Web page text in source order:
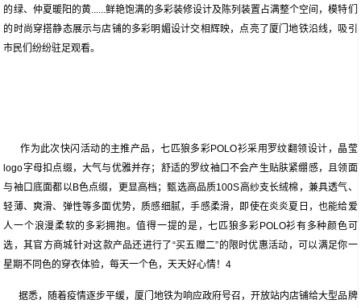
的绿、仲夏暖阳的黄......鲜艳饱满的多彩装修设计及陈列装置占满整个空间，模特们
的时尚穿搭静态展示与店铺的多彩明媚设计交相辉映，点亮了厦门地铁沿线，吸引
市民们纷纷驻足观看。
作为此次快闪活动的主推产品，七匹狼多彩POLO衫采用罗纹翻领设计，晶莹
logo字母扣点缀，大气与优雅并存；舒适的罗纹袖口不会产生贴肤紧绷感，且领面
与袖口底面都以B色点缀，更显高档；甄选高品质100S高纱支长绒棉，兼具透气、
轻薄、爽滑、弹性等多面优势，质感细腻，手感柔滑，即使在炎炎夏日，也能给爱
人一个浪漫柔软的多彩拥抱。值得一提的是，七匹狼多彩POLO衫有多种颜色可
选，其官方商城针对这款产品还进行了“买五赠二”的限时优惠活动，可以满足你一
星期不同色的穿衣体验，每天一个色，天天好心情！4
据悉，随着疫情逐步平缓，厦门地铁为响应政府号召，开放站内店铺给大型品牌